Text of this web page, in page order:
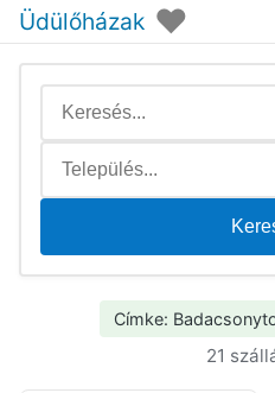
Üdülőházak ♥
Címke:
21